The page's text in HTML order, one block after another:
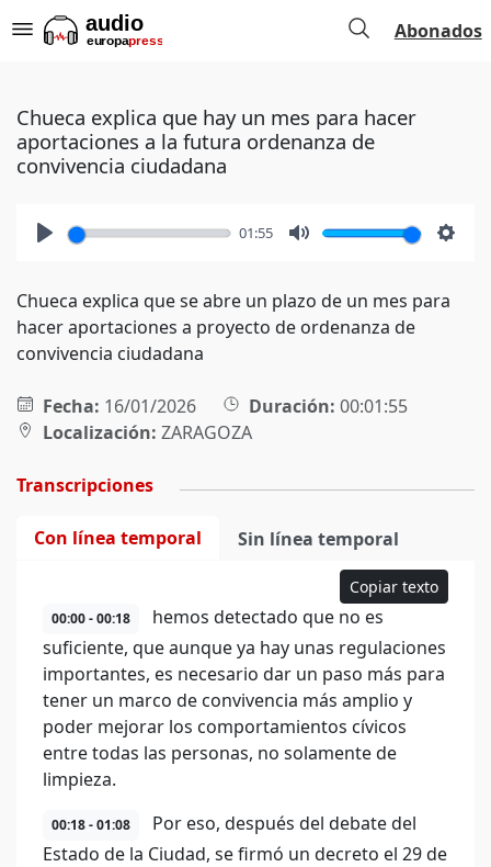
Abonados
Chueca explica que hay un mes para hacer
aportaciones a la futura ordenanza de
convivencia ciudadana
01:55
Chueca explica que se abre un plazo de un mes para
hacer aportaciones a proyecto de ordenanza de
convivencia ciudadana
Fecha: 16/01/2026 Duración: 00:01:55
Localización: ZARAGOZA
Transcripciones
Con línea temporal Sin línea temporal
Copiar texto
00:00 - 00:18
hemos detectado que no es
suficiente, que aunque ya hay unas regulaciones
importantes, es necesario dar un paso más para
tener un marco de convivencia más amplio y
poder mejorar los comportamientos cívicos
entre todas las personas, no solamente de
limpieza.
00:18 - 01:08
Por eso, después del debate del
Estado de la Ciudad, se firmó un decreto el 29 de